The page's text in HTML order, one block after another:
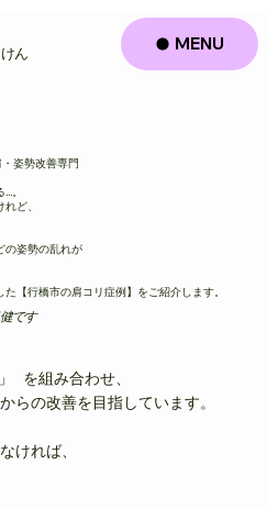
ん
MENU
姿勢改善専門
。
ど、
の姿勢の乱れが
【行橋市の肩コリ症例】をご紹介します。
です
を組み合わせ、
らの改善を目指しています。
ければ、